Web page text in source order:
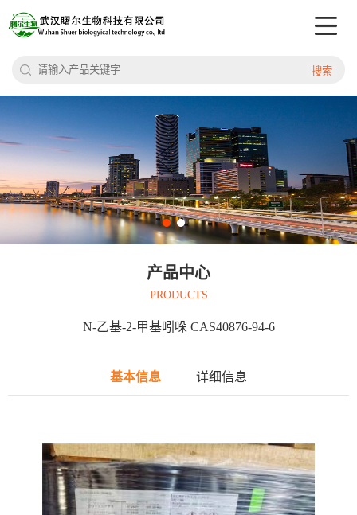
搜索
产品中心
PRODUCTS
N-乙基-2-甲基吲哚 CAS40876-94-6
基本信息 详细信息